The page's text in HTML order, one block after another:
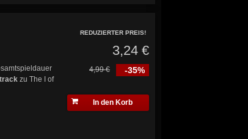
zu The I of
REDUZIERTER PREIS!
3,24 €
-35%
4,99 €
In den Korb